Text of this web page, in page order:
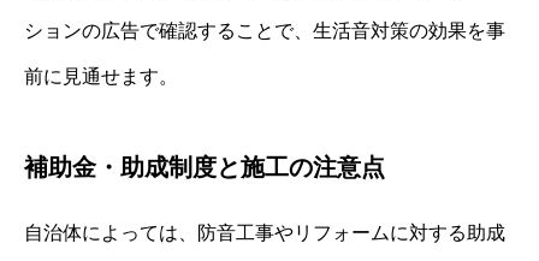
ションの広告で確認することで、生活音対策の効果を事
前に見通せます。
補助金・助成制度と施工の注意点
自治体によっては、防音工事やリフォームに対する助成